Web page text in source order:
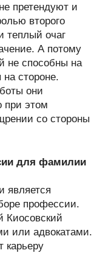
претендуют и
второго
теплый очаг
А потому
не способны на
стороне.
они
при этом
со стороны
для фамилии
является
профессии.
или адвокатами.
карьеру